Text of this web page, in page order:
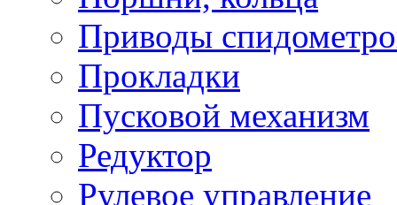
Приводы
Прокладки
Пусковой механизм
Редуктор
Рулевое управление